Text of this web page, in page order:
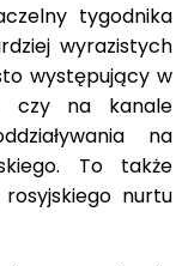
tygodnika
wyrazistych
występujący w
czy na kanale
na
To także
nurtu